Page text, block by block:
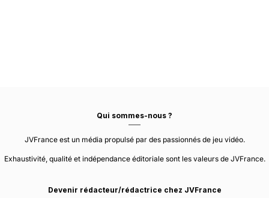
Qui sommes-nous ?
JVFrance est un média propulsé par des passionnés de jeu vidéo.
Exhaustivité, qualité et indépendance éditoriale sont les valeurs de JVFrance.
Devenir rédacteur/rédactrice chez JVFrance